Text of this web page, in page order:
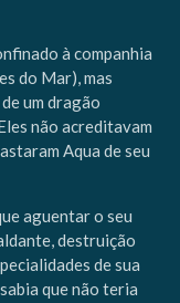
à companhia
do Mar), mas
um dragão
não acreditavam
Aqua de seu
aguentar o seu
destruição
de sua
que não teria